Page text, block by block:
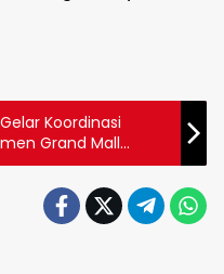
Koordinasi
Grand Mall
HET Beras